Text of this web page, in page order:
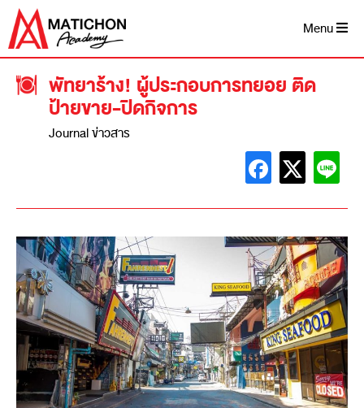
Menu
พัทยาร้าง! ผู้ประกอบการทยอย ติด
ป้ายขาย-ปิดกิจการ
Journal ข่าวสาร